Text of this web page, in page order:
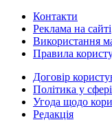
Контакти
Реклама на сайті
Використання
Правила
Договір
Політика у
Угода щодо
Редакція